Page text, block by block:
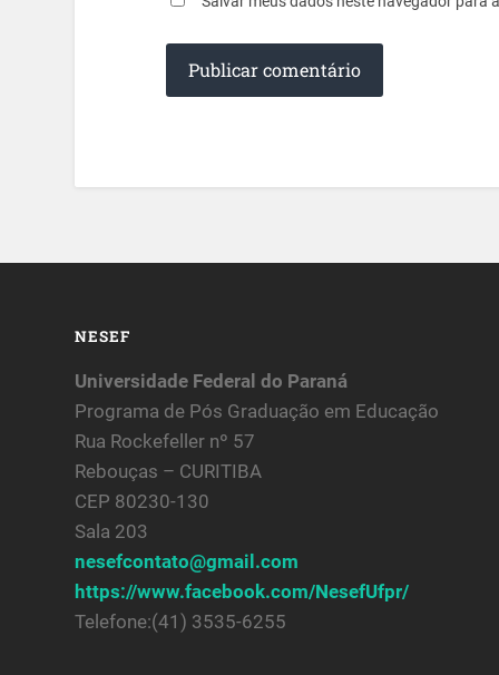
NESEF
Universidade Federal do Paraná
Programa de Pós Graduação em Educação
Rua Rockefeller nº 57
Rebouças – CURITIBA
CEP 80230-130
Sala 203
nesefcontato@gmail.com
https://www.facebook.com/NesefUfpr/
Telefone:(41) 3535-6255